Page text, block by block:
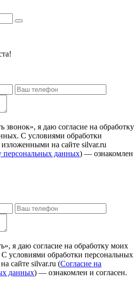
звонок», я даю согласие на обработку
С условиями обработки
на сайте silvar.ru
персональных данных) — ознакомлен
», я даю согласие на обработку моих
условиями обработки персональных
сайте silvar.ru (Согласие на
данных) — ознакомлен и согласен.